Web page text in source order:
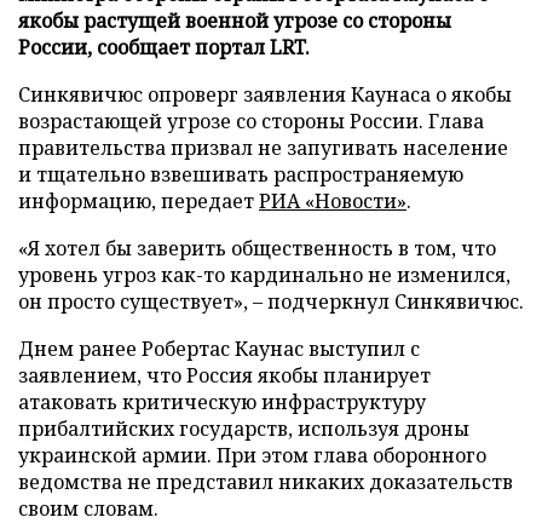
якобы растущей военной угрозе со стороны
России, сообщает портал LRT.
Синкявичюс опроверг заявления Каунаса о якобы
возрастающей угрозе со стороны России. Глава
правительства призвал не запугивать население
и тщательно взвешивать распространяемую
информацию, передаетРИА «Новости».
«Я хотел бы заверить общественность в том, что
уровень угроз как-то кардинально не изменился,
он просто существует», – подчеркнул Синкявичюс.
Днем ранее Робертас Каунас выступил с
заявлением, что Россия якобы планирует
атаковать критическую инфраструктуру
прибалтийских государств, используя дроны
украинской армии. При этом глава оборонного
ведомства не представил никаких доказательств
своим словам.